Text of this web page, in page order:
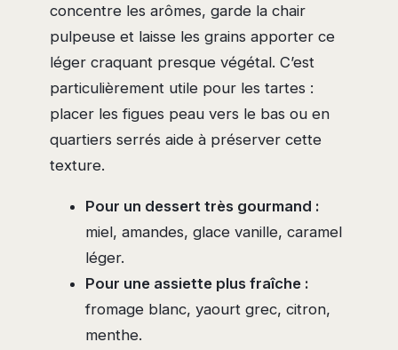
concentre les arômes, garde la chair
pulpeuse et laisse les grains apporter ce
léger craquant presque végétal. C’est
particulièrement utile pour les tartes :
placer les figues peau vers le bas ou en
quartiers serrés aide à préserver cette
texture.
Pour un dessert très gourmand :
miel, amandes, glace vanille, caramel
léger.
Pour une assiette plus fraîche :
fromage blanc, yaourt grec, citron,
menthe.